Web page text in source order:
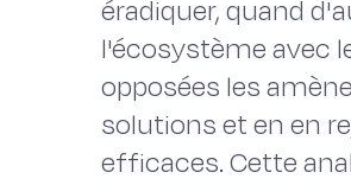
éradiquer, quand
l'écosystème avec
opposées les
solutions et en en
efficaces. Cette